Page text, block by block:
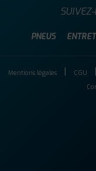
PNEUS
Mentions légales CGU